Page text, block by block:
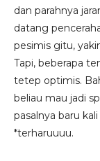
dan parahnya
datang
pesimis gitu,
Tapi, beberapa
tetep optimis.
beliau mau jadi
pasalnya baru
*terharuuuu.